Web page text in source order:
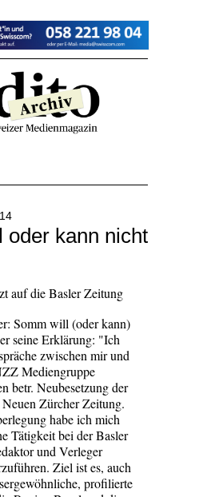
oder kann nicht
auf die Basler Zeitung
Somm will (oder kann)
seine Erklärung: "Ich
zwischen mir und
Mediengruppe
betr. Neubesetzung der
Zürcher Zeitung.
habe ich mich
Tätigkeit bei der Basler
und Verleger
Ziel ist es, auch
profilierte